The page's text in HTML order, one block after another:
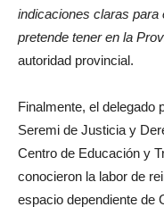
indicaciones claras para
pretende tener en la
autoridad provincial.
Finalmente, el delegado
Seremi de Justicia y
Centro de Educación y
conocieron la labor de
espacio dependiente de